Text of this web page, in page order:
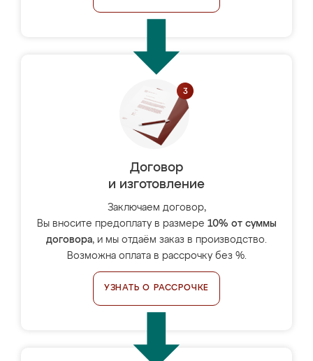
Договор
и изготовление
Заключаем договор,
Вы вносите предоплату в размере 10% от суммы
договора, и мы отдаём заказ в производство.
Возможна оплата в рассрочку без %.
УЗНАТЬ О РАССРОЧКЕ